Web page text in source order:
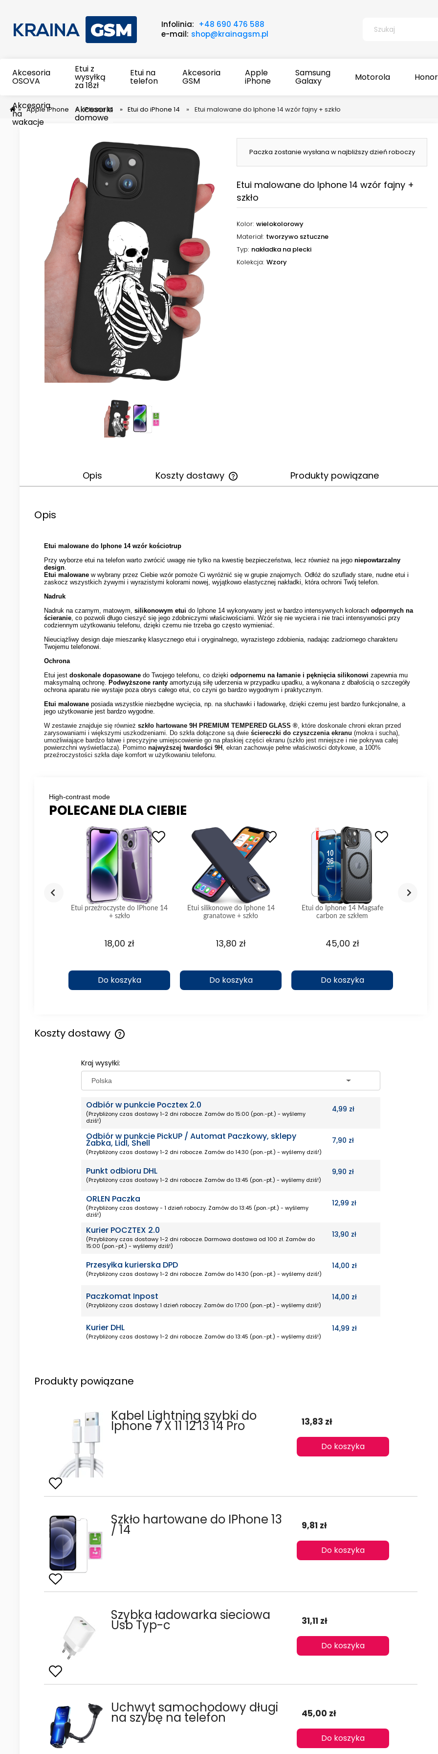
Infolinia: +48 690 476 588
e-mail: shop@krainagsm.pl
Akcesoria
OSOVA
Etui z
wysyłką
za 18zł
Etui na
telefon
Akcesoria
GSM
Apple
iPhone
Samsung
Galaxy Motorola Honor
Akcesoria
na
wakacje
Akcesoria
domowe
» Apple iPhone » iPhone 14 » Etui do iPhone 14 » Etui malowane do Iphone 14 wzór fajny + szkło
Paczka zostanie wysłana w najbliższy dzień roboczy
Etui malowane do Iphone 14 wzór fajny +
szkło
Kolor wielokolorowy
Materiał tworzywo sztuczne
Typ nakładka na plecki
Kolekcja Wzory
Opis Koszty dostawy Produkty powiązane
Opis
Etui malowane do Iphone 14 wzór kościotrup
Przy wyborze etui na telefon warto zwrócić uwagę nie tylko na kwestię bezpieczeństwa, lecz również na jego niepowtarzalny
design.
Etui malowane w wybrany przez Ciebie wzór pomoże Ci wyróżnić się w grupie znajomych. Odłóż do szuflady stare, nudne etui i
zaskocz wszystkich żywymi i wyrazistymi kolorami nowej, wyjątkowo elastycznej nakładki, która ochroni Twój telefon.
Nadruk
Nadruk na czarnym, matowym, silikonowym etui do Iphone 14 wykonywany jest w bardzo intensywnych kolorach odpornych na
ścieranie, co pozwoli długo cieszyć się jego zdobniczymi właściwościami. Wzór się nie wyciera i nie traci intensywności przy
codziennym użytkowaniu telefonu, dzięki czemu nie trzeba go często wymieniać.
Nieuciążliwy design daje mieszankę klasycznego etui i oryginalnego, wyrazistego zdobienia, nadając zadziornego charakteru
Twojemu telefonowi.
Ochrona
Etui jest doskonale dopasowane do Twojego telefonu, co dzięki odpornemu na łamanie i pęknięcia silikonowi zapewnia mu
maksymalną ochronę. Podwyższone ranty amortyzują siłę uderzenia w przypadku upadku, a wykonana z dbałością o szczegóły
ochrona aparatu nie wystaje poza obrys całego etui, co czyni go bardzo wygodnym i praktycznym.
Etui malowane posiada wszystkie niezbędne wycięcia, np. na słuchawki i ładowarkę, dzięki czemu jest bardzo funkcjonalne, a
jego użytkowanie jest bardzo wygodne.
W zestawie znajduje się również szkło hartowane 9H PREMIUM TEMPERED GLASS ®, które doskonale chroni ekran przed
zarysowaniami i większymi uszkodzeniami. Do szkła dołączone są dwie ściereczki do czyszczenia ekranu (mokra i sucha),
umożliwiające bardzo łatwe i precyzyjne umiejscowienie go na płaskiej części ekranu (szkło jest mniejsze i nie pokrywa całej
powierzchni wyświetlacza). Pomimo najwyższej twardości 9H , ekran zachowuje pełne właściwości dotykowe, a 100%
przeźroczystości szkła daje komfort w użytkowaniu telefonu.
High-contrast mode
POLECANE DLA CIEBIE
Etui przeźroczyste do IPhone 14
+ szkło
18,00 zł
Do koszyka
Etui silikonowe do Iphone 14
granatowe + szkło
13,80 zł
Do koszyka
Etui do Iphone 14 Magsafe
carbon ze szkłem
45,00 zł
Do koszyka
Koszty dostawy
Kraj wysyłki:
Odbiór w punkcie Pocztex 2.0
(Przybliżony czas dostawy 1-2 dni robocze. Zamów do 15:00 (pon.-pt.) - wyślemy
dziś!)
4,99 zł
Odbiór w punkcie PickUP / Automat Paczkowy, sklepy
Żabka, Lidl, Shell
(Przybliżony czas dostawy 1-2 dni robocze. Zamów do 14:30 (pon.-pt.) - wyślemy dziś!)
7,90 zł
Punkt odbioru DHL
(Przybliżony czas dostawy 1-2 dni robocze. Zamów do 13:45 (pon.-pt.) - wyślemy dziś!)
9,90 zł
ORLEN Paczka
(Przybliżony czas dostawy - 1 dzień roboczy. Zamów do 13:45 (pon.-pt.) - wyślemy
dziś!)
12,99 zł
Kurier POCZTEX 2.0
(Przybliżony czas dostawy 1-2 dni robocze. Darmowa dostawa od 100 zł. Zamów do
15:00 (pon.-pt.) - wyślemy dziś!)
13,90 zł
Przesyłka kurierska DPD
(Przybliżony czas dostawy 1-2 dni robocze. Zamów do 14:30 (pon.-pt.) - wyślemy dziś!)
14,00 zł
Paczkomat Inpost
(Przybliżony czas dostawy 1 dzień roboczy. Zamów do 17:00 (pon.-pt.) - wyślemy dziś!)
14,00 zł
Kurier DHL
(Przybliżony czas dostawy 1-2 dni robocze. Zamów do 13:45 (pon.-pt.) - wyślemy dziś!)
14,99 zł
Produkty powiązane
Kabel Lightning szybki do
Iphone 7 X 11 12 13 14 Pro 13,83 zł
Do koszyka
Szkło hartowane do IPhone 13
/ 14 9,81 zł
Do koszyka
Szybka ładowarka sieciowa
Usb Typ-c 31,11 zł
Do koszyka
Uchwyt samochodowy długi
na szybę na telefon 45,00 zł
Do koszyka